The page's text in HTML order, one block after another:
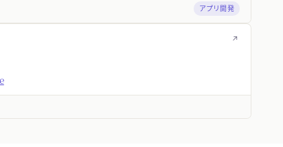
アプリ開発
↗